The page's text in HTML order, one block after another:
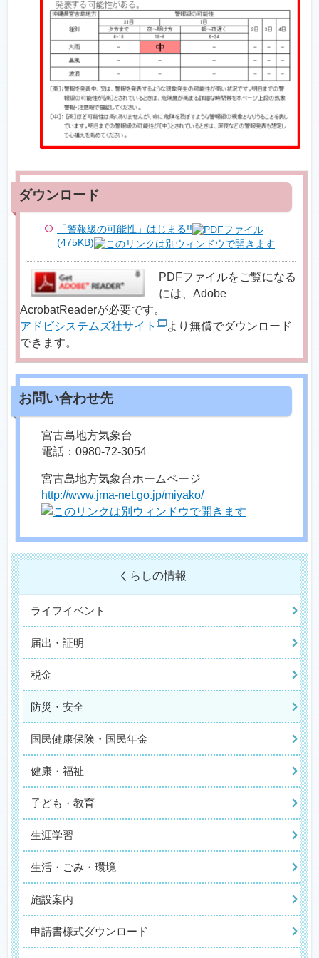
「警報級の可能性」はじまる!!
(475KB)
PDFファイルをご覧になる
には、Adobe
AcrobatReaderが必要です。
アドビシステムズ社サイト
より無償でダウンロード
できます。
宮古島地方気象台
電話：0980-72-3054
宮古島地方気象台ホームページ
http://www.jma-net.go.jp/miyako/
くらしの情報
ライフイベント
届出・証明
税金
防災・安全
国民健康保険・国民年金
健康・福祉
子ども・教育
生涯学習
生活・ごみ・環境
施設案内
申請書様式ダウンロード